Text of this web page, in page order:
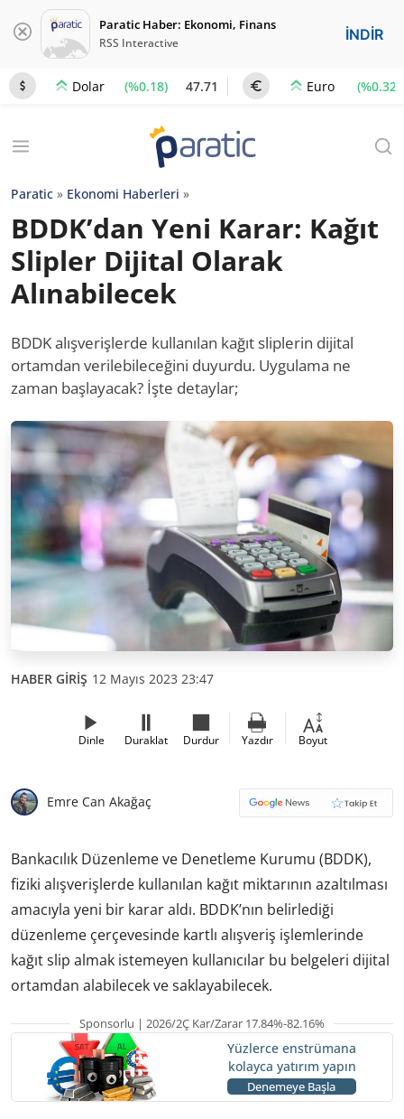
Paratic Haber: Ekonomi, Finans
RSS Interactive İNDİR
Dolar (%0.18) 47.71 Euro (%0.32)
Paratic » Ekonomi Haberleri »
BDDK’dan Yeni Karar: Kağıt
Slipler Dijital Olarak
Alınabilecek
BDDK alışverişlerde kullanılan kağıt sliplerin dijital
ortamdan verilebileceğini duyurdu. Uygulama ne
zaman başlayacak? İşte detaylar;
HABER GİRİŞ 12 Mayıs 2023 23:47
Dinle Duraklat Durdur Yazdır Boyut
Emre Can Akağaç
Bankacılık Düzenleme ve Denetleme Kurumu (BDDK),
fiziki alışverişlerde kullanılan kağıt miktarının azaltılması
amacıyla yeni bir karar aldı. BDDK’nın belirlediği
düzenleme çerçevesinde kartlı alışveriş işlemlerinde
kağıt slip almak istemeyen kullanıcılar bu belgeleri dijital
ortamdan alabilecek ve saklayabilecek.
Sponsorlu | 2026/2Ç Kar/Zarar 17.84%-82.16%
Yüzlerce enstrümana
kolayca yatırım yapın
Denemeye Başla